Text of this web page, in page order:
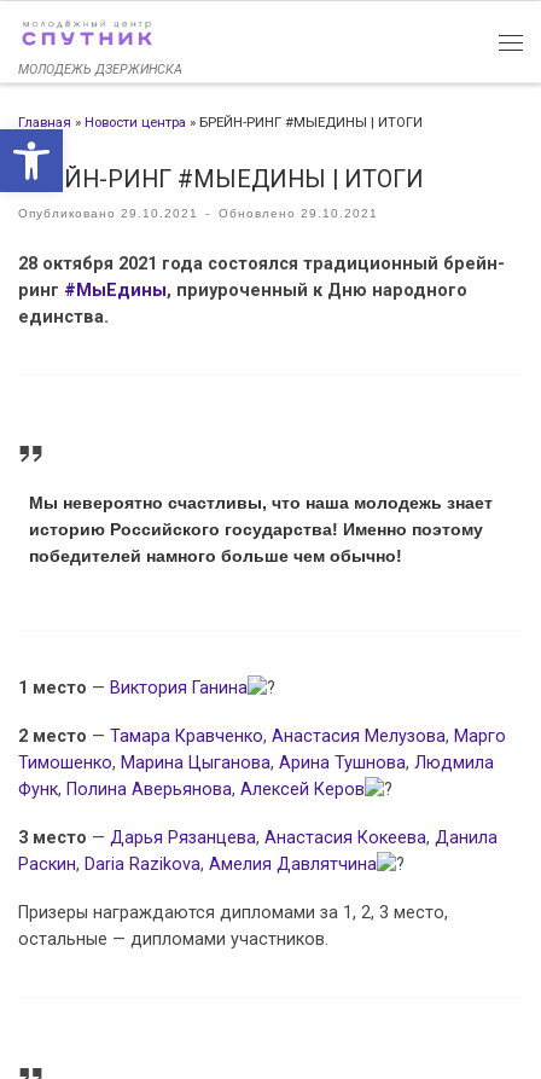
Открыть панель
Перейти к содержимому
МОЛОДЕЖЬ ДЗЕРЖИНСКА
Главная » Новости центра » БРЕЙН-РИНГ #МЫЕДИНЫ | ИТОГИ
БРЕЙН-РИНГ #МЫЕДИНЫ | ИТОГИ
Опубликовано 29.10.2021 - Обновлено 29.10.2021
28 октября 2021 года состоялся традиционный брейн-
ринг #МыЕдины, приуроченный к Дню народного
единства.
Мы невероятно счастливы, что наша молодежь знает
историю Российского государства! Именно поэтому
победителей намного больше чем обычно!
1 место — Виктория Ганина
2 место — Тамара Кравченко, Анастасия Мелузова, Марго
Тимошенко, Марина Цыганова, Арина Тушнова, Людмила
Функ, Полина Аверьянова, Алексей Керов
3 место — Дарья Рязанцева, Анастасия Кокеева, Данила
Раскин, Daria Razikova, Амелия Давлятчина
Призеры награждаются дипломами за 1, 2, 3 место,
остальные — дипломами участников.